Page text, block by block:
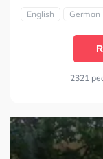
English German
2321